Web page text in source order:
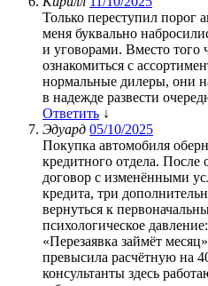
Только переступил порог
меня буквально
и уговорами. Вместо того
ознакомиться с
нормальные дилеры, они
в надежде развести
Ответить ↓
Эдуард 05/10/2025
Покупка автомобиля
кредитного отдела. После
договор с изменёнными
кредита, три
вернуться к
психологическое
«Перезаявка займёт
превысила расчётную на
консультанты здесь